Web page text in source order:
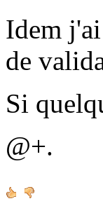
Idem
de
Si
@+.